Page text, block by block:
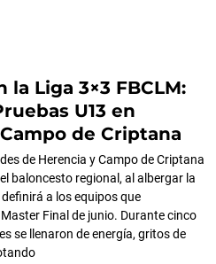
la Liga 3×3 FBCLM:
U13 en
de Criptana
de Herencia y Campo de Criptana
baloncesto regional, al albergar la
a los equipos que
Final de junio. Durante cinco
se llenaron de energía, gritos de